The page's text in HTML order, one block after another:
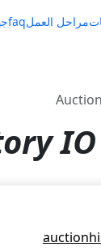
مراحل العملfaq